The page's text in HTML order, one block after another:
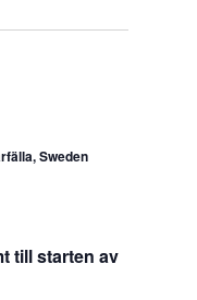
and
Sweden
till starten av